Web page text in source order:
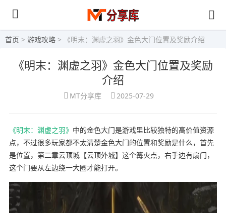
首页 > 游戏攻略 > 《明末：渊虚之羽》金色大门位置及奖励介绍
《明末：渊虚之羽》金色大门位置及奖励
介绍
MT分享库 2025-07-29
《明末：渊虚之羽》 中的金色大门是游戏里比较独特的高价值资源
点，不过很多玩家都不太清楚金色大门的位置和奖励是什么，首先
是位置，第二章云顶城【云顶外城】这个篝火点，右手边有扇门，
这个门要从左边绕一大圈才能打开。